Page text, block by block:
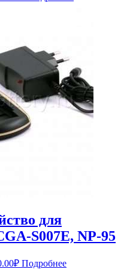
для
S007E, NP-95
₽Текущая
цена:
Подробнее